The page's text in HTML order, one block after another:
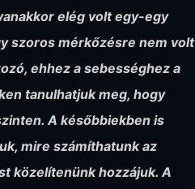
elég volt egy-egy
szoros mérkőzésre nem volt
ehhez a sebességhez a
tanulhatjuk meg, hogy
A későbbiekben is
mire számíthatunk az
közelítenünk hozzájuk. A